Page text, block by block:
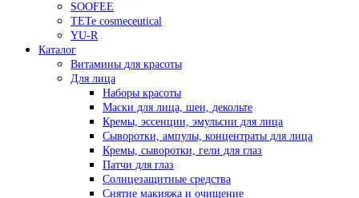
SOOFEE
TETe cosmeceutical
YU-R
Каталог
Витамины для красоты
Для лица
Наборы красоты
Маски для лица, шеи, декольте
Кремы, эссенции, эмульсии для лица
Сыворотки, ампулы, концентраты для лица
Кремы, сыворотки, гели для глаз
Патчи для глаз
Солнцезащитные средства
Снятие макияжа и очищение